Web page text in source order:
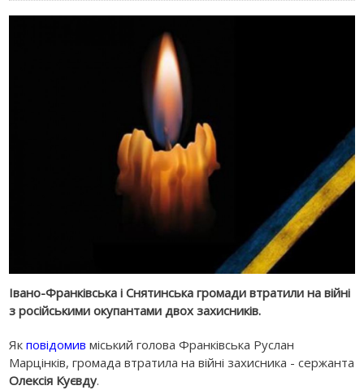
Івано-Франківська і Снятинська громади втратили на війні
з російськими окупантами двох захисників.
Якповідомив міський голова Франківська Руслан
Марцінків, громада втратила на війні захисника - сержанта
Олексія Куєвду.